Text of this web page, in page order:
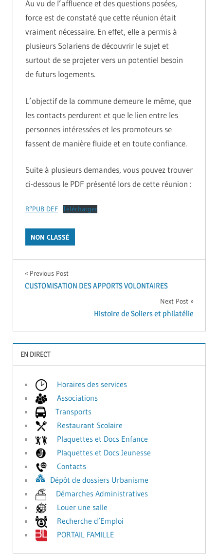
Au vu de l’affluence et des questions posées,
force est de constaté que cette réunion était
vraiment nécessaire. En effet, elle a permis à
plusieurs Solariens de découvrir le sujet et
surtout de se projeter vers un potentiel besoin
de futurs logements.
L’objectif de la commune demeure le même, que
les contacts perdurent et que le lien entre les
personnes intéressées et les promoteurs se
fassent de manière fluide et en toute confiance.
Suite à plusieurs demandes, vous pouvez trouver
ci-dessous le PDF présenté lors de cette réunion :
R°PUB DEF Télécharger
NON CLASSÉ
Navigation
Previous Post
CUSTOMISATION DES APPORTS VOLONTAIRES
Next Post
Histoire de Soliers et philatélie
EN DIRECT
Horaires des services
Associations
Transports
Restaurant Scolaire
Plaquettes et Docs Enfance
Plaquettes et Docs Jeunesse
Contacts
Dépôt de dossiers Urbanisme
Démarches Administratives
Louer une salle
Recherche d’Emploi
PORTAIL FAMILLE